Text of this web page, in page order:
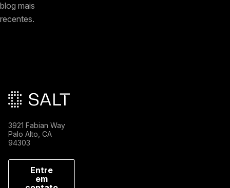
blog mais
recentes.
3921 Fabian Way
Palo Alto, CA
94303
Entre
em